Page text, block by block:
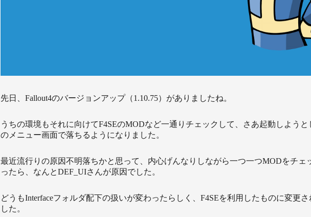
先日、Fallout4のバージョンアップ（1.10.75）がありましたね。
うちの環境もそれに向けてF4SEのMODなど一通りチェックして、さあ起動しようと
のメニュー画面で落ちるようになりました。
最近流行りの原因不明落ちかと思って、内心げんなりしながら一つ一つMODをチェ
ったら、なんとDEF_UIさんが原因でした。
どうもInterfaceフォルダ配下の扱いが変わったらしく、F4SEを利用したものに変更さ
した。